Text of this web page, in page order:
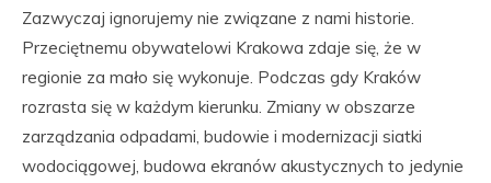
Zazwyczaj ignorujemy nie związane z nami historie.
Przeciętnemu obywatelowi Krakowa zdaje się, że w
regionie za mało się wykonuje. Podczas gdy Kraków
rozrasta się w każdym kierunku. Zmiany w obszarze
zarządzania odpadami, budowie i modernizacji siatki
wodociągowej, budowa ekranów akustycznych to jedynie